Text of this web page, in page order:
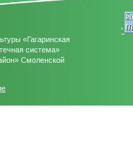
«Гагаринская
система»
Смоленской
'